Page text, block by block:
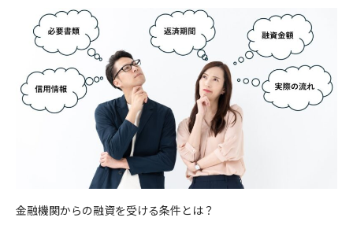
金融機関からの融資を受ける条件とは？
②人の生命、身体又は財産の保護のために必要がある場合であっ
て、本人の同意を得ることが困難であるとき。
③公衆衛生の向上又は児童の健全な育成推進のために特に必要が
ある場合であって、本人の同意を得ることが困難であるとき。
④国の機関若しくは地方公共団体又はその委託を受けた者が法令
の定める事務を遂行することに対して協力する必要がある場合で
あって、本人の同意を得ることにより当該事務の遂行に支障を及
ぼすおそれがあるとき。
⑤当社が受託する保険募集業務を遂行するに必要な限度で、当該
保険会社に個人データを提供する場合
8）センシティブ情報のお取扱い
し、原則として書面等（電磁的記録を含む。以下同じ。）により
通知し、または当社のホームページなどにより公表します。
5）個人情報の取得
当社は、業務上必要な範囲で、かつ、適法で公正な手段により個
人情報を取得します。
当サイトでは、Googleによるアクセス解析ツール「Googleアナ
リティクス」を使用しています。このGoogleアナリティクスは
データの収集のためにCookieを使用しています。このデータは
匿名で収集されており、個人を特定するものではありません。
この機能はCookieを無効にすることで収集を拒否することが出
メールアドレス
ご興味のある内容
シミュレーション結果
送信する
当社は、個人情報の取扱いが適正に行われるよう従業者への教
育・指導を徹底します。
3）個人情報の利用目的
セットライフエージェンシー株式会社は、お客様の個人情報等の
取扱いについて、個人情報保護法、個人情報保護方針及びその他
の規範を遵守いたします。
当社は、個人情報保護の観点から、お問い合わせ・資料請求・無
料カウンセリングの際に提出いただく個人情報は、以下の目的の
みに利用いたします。
め。
お名前
年齢
お名前
年齢
4) 利用目的の変更
上記の利用目的を変更する場合には、相当の関連性を有すると合
理的に認められる範囲においてのみ行い、その内容をご本人に対
し、原則として書面等（電磁的記録を含む。以下同じ。）により
通知し、または当社のホームページなどにより公表します。
5）個人情報の取得
当社は、業務上必要な範囲で、かつ、適法で公正な手段により個
人情報を取得します。
当サイトでは、Googleによるアクセス解析ツール「Googleアナ
電話番号
メールアドレス
ご興味のある内容